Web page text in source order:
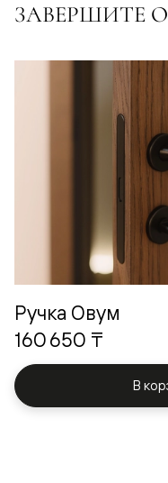
ЗАВЕРШИТЕ
Ручка Овум
160 650 ₸
В